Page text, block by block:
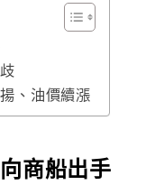
、油價續漲
商船出手